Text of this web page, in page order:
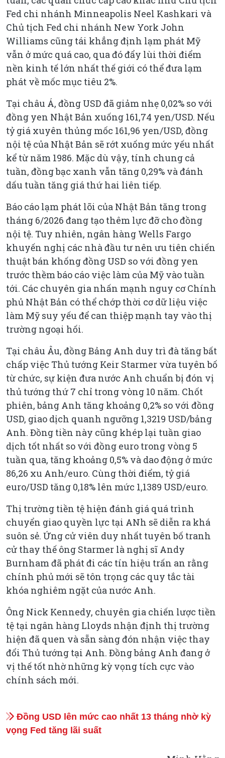
Fed chi nhánh Minneapolis Neel Kashkari và
Chủ tịch Fed chi nhánh New York John
Williams cũng tái khẳng định lạm phát Mỹ
vẫn ở mức quá cao, qua đó đẩy lùi thời điểm
nền kinh tế lớn nhất thế giới có thể đưa lạm
phát về mốc mục tiêu 2%.
Tại châu Á, đồng USD đã giảm nhẹ 0,02% so với
đồng yen Nhật Bản xuống 161,74 yen/USD. Nếu
tỷ giá xuyên thủng mốc 161,96 yen/USD, đồng
nội tệ của Nhật Bản sẽ rớt xuống mức yếu nhất
kể từ năm 1986. Mặc dù vậy, tính chung cả
tuần, đồng bạc xanh vẫn tăng 0,29% và đánh
dấu tuần tăng giá thứ hai liên tiếp.
Báo cáo lạm phát lõi của Nhật Bản tăng trong
tháng 6/2026 đang tạo thêm lực đỡ cho đồng
nội tệ. Tuy nhiên, ngân hàng Wells Fargo
khuyến nghị các nhà đầu tư nên ưu tiên chiến
thuật bán khống đồng USD so với đồng yen
trước thềm báo cáo việc làm của Mỹ vào tuần
tới. Các chuyên gia nhấn mạnh nguy cơ Chính
phủ Nhật Bản có thể chớp thời cơ dữ liệu việc
làm Mỹ suy yếu để can thiệp mạnh tay vào thị
trường ngoại hối.
Tại châu Âu, đồng Bảng Anh duy trì đà tăng bất
chấp việc Thủ tướng Keir Starmer vừa tuyên bố
từ chức, sự kiện đưa nước Anh chuẩn bị đón vị
thủ tướng thứ 7 chỉ trong vòng 10 năm. Chốt
phiên, bảng Anh tăng khoảng 0,2% so với đồng
USD, giao dịch quanh ngưỡng 1,3219 USD/bảng
Anh. Đồng tiền này cũng khép lại tuần giao
dịch tốt nhất so với đồng euro trong vòng 5
tuần qua, tăng khoảng 0,5% và dao động ở mức
86,26 xu Anh/euro. Cùng thời điểm, tỷ giá
euro/USD tăng 0,18% lên mức 1,1389 USD/euro.
Thị trường tiền tệ hiện đánh giá quá trình
chuyển giao quyền lực tại ANh sẽ diễn ra khá
suôn sẻ. Ứng cử viên duy nhất tuyên bố tranh
cử thay thế ông Starmer là nghị sĩ Andy
Burnham đã phát đi các tín hiệu trấn an rằng
chính phủ mới sẽ tôn trọng các quy tắc tài
khóa nghiêm ngặt của nước Anh.
Ông Nick Kennedy, chuyên gia chiến lược tiền
tệ tại ngân hàng Lloyds nhận định thị trường
hiện đã quen và sẵn sàng đón nhận việc thay
đổi Thủ tướng tại Anh. Đồng bảng Anh đang ở
vị thế tốt nhờ những kỳ vọng tích cực vào
chính sách mới.
Đồng USD lên mức cao nhất 13 tháng nhờ kỳ
vọng Fed tăng lãi suất